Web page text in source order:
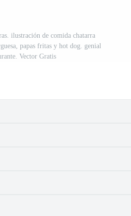
ilustración de comida chatarra
papas fritas y hot dog. genial
Vector Gratis